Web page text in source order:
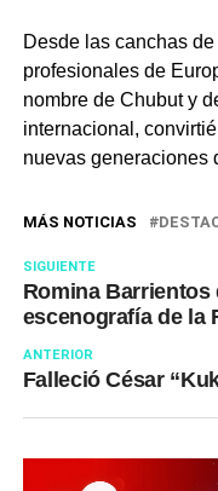
Desde las canchas
profesionales de
nombre de Chubut y
internacional,
nuevas generaciones
MÁS NOTICIAS
SIGUIENTE
Romina
escenografía de la
ANTERIOR
Falleció César